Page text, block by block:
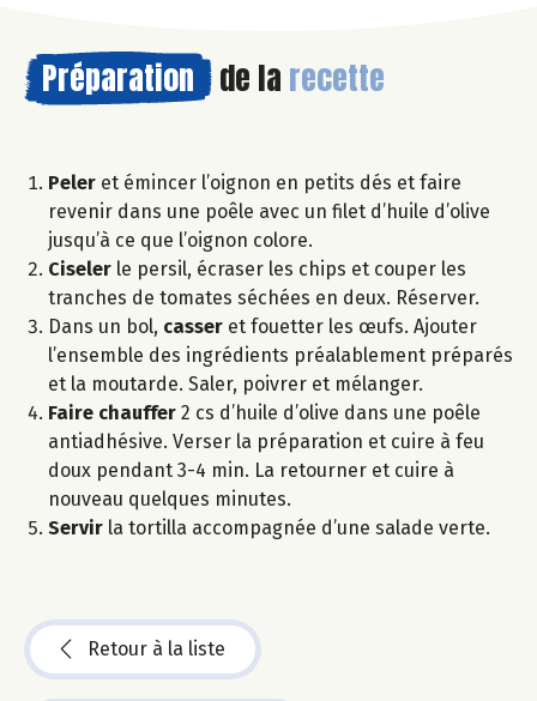
Préparation de la recette
Peler et émincer l’oignon en petits dés et faire
revenir dans une poêle avec un filet d’huile d’olive
jusqu’à ce que l’oignon colore.
Ciseler le persil, écraser les chips et couper les
tranches de tomates séchées en deux. Réserver.
Dans un bol, casser et fouetter les œufs. Ajouter
l’ensemble des ingrédients préalablement préparés
et la moutarde. Saler, poivrer et mélanger.
Faire chauffer 2 cs d’huile d’olive dans une poêle
antiadhésive. Verser la préparation et cuire à feu
doux pendant 3-4 min. La retourner et cuire à
nouveau quelques minutes.
Servir la tortilla accompagnée d’une salade verte.
Retour à la liste